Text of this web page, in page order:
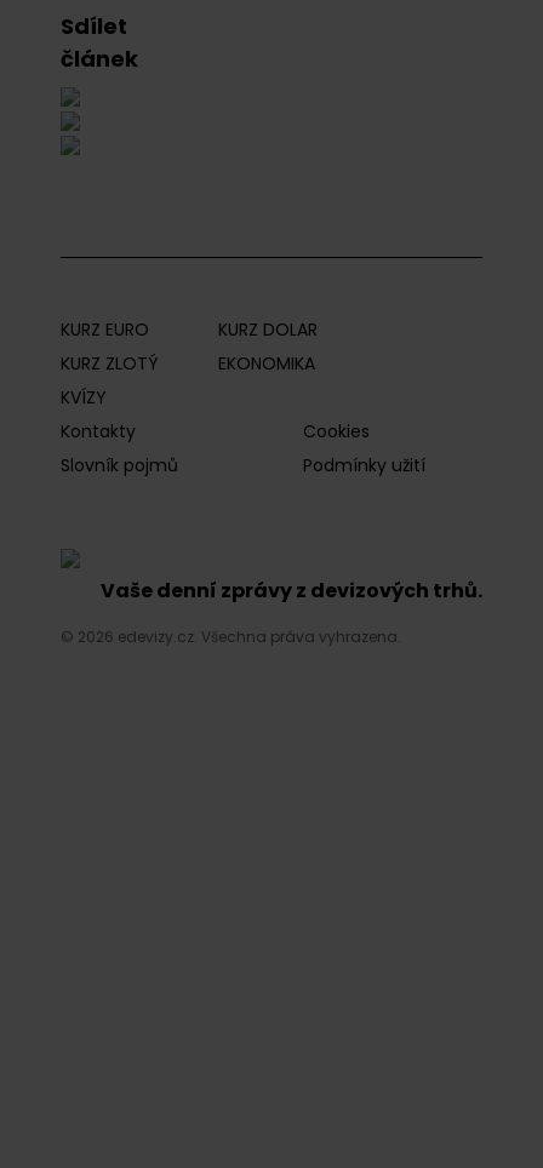
Sdílet
článek
KURZ EURO
KURZ DOLAR
KURZ ZLOTÝ
EKONOMIKA
KVÍZY
Kontakty
Cookies
Slovník pojmů
Podmínky užití
Vaše denní zprávy z devizových trhů.
© 2026 edevizy.cz. Všechna práva vyhrazena.